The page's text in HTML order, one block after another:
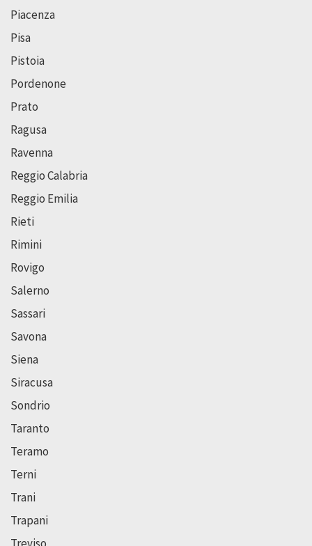
Piacenza
Pisa
Pistoia
Pordenone
Prato
Ragusa
Ravenna
Reggio Calabria
Reggio Emilia
Rieti
Rimini
Rovigo
Salerno
Sassari
Savona
Siena
Siracusa
Sondrio
Taranto
Teramo
Terni
Trani
Trapani